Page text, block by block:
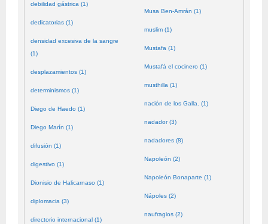
debilidad gástrica (1)
dedicatorias (1)
densidad excesiva de la sangre
(1)
desplazamientos (1)
determinismos (1)
Diego de Haedo (1)
Diego Marín (1)
difusión (1)
digestivo (1)
Dionisio de Halicarnaso (1)
diplomacia (3)
directorio internacional (1)
Musa Ben-Amrán (1)
muslim (1)
Mustafa (1)
Mustafá el cocinero (1)
musthilla (1)
nación de los Galla. (1)
nadador (3)
nadadores (8)
Napoleón (2)
Napoleón Bonaparte (1)
Nápoles (2)
naufragios (2)